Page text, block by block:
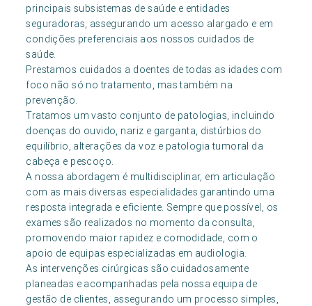
principais subsistemas de saúde e entidades
seguradoras, assegurando um acesso alargado e em
condições preferenciais aos nossos cuidados de
saúde.
Prestamos cuidados a doentes de todas as idades com
foco não só no tratamento, mas também na
prevenção.
Tratamos um vasto conjunto de patologias, incluindo
doenças do ouvido, nariz e garganta, distúrbios do
equilíbrio, alterações da voz e patologia tumoral da
cabeça e pescoço.
A nossa abordagem é multidisciplinar, em articulação
com as mais diversas especialidades garantindo uma
resposta integrada e eficiente. Sempre que possível, os
exames são realizados no momento da consulta,
promovendo maior rapidez e comodidade, com o
apoio de equipas especializadas em audiologia.
As intervenções cirúrgicas são cuidadosamente
planeadas e acompanhadas pela nossa equipa de
gestão de clientes, assegurando um processo simples,